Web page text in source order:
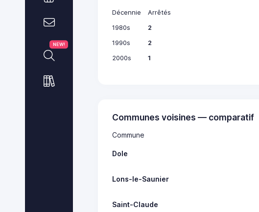
NEW!
Décennie
Arrêtés
1980s
2
1990s
2
2000s
1
Communes voisines — comparatif
Commune
Dole
Lons-le-Saunier
Saint-Claude